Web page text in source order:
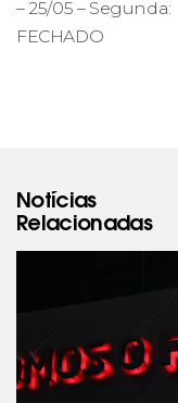
– 25/05 – Segunda:
FECHADO
Notícias
Relacionadas